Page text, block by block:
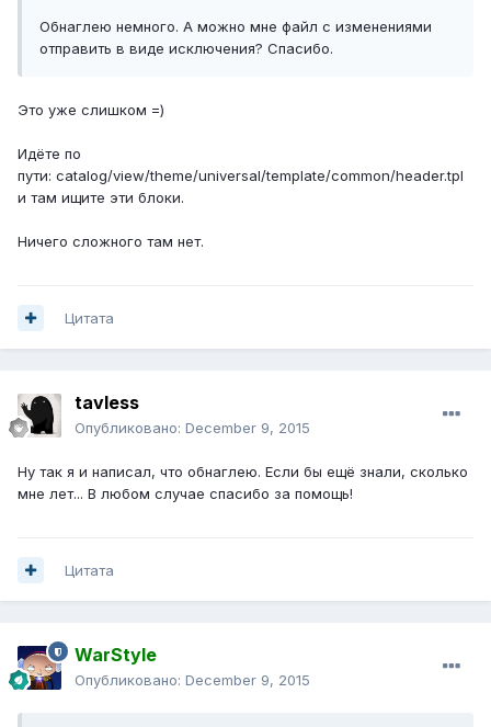
Обнаглею немного. А можно мне файл с изменениями
отправить в виде исключения? Спасибо.
Это уже слишком =)
Идёте по
пути: catalog/view/theme/universal/template/common/header.tpl
и там ищите эти блоки.
Ничего сложного там нет.
Цитата
tavless
Опубликовано: December 9, 2015
Ну так я и написал, что обнаглею. Если бы ещё знали, сколько
мне лет... В любом случае спасибо за помощь!
Цитата
WarStyle
Опубликовано: December 9, 2015